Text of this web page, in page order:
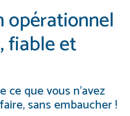
opérationnel
fiable et
ce que vous n’avez
sans embaucher !